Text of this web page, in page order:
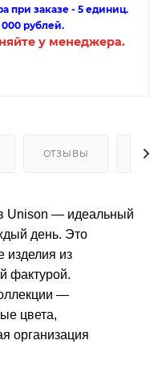
при заказе - 5 единиц.
рублей.
у менеджера.
ОТЗЫВЫ
Unison — идеальный
день. Это
изделия из
фактурой.
—
цвета,
организация